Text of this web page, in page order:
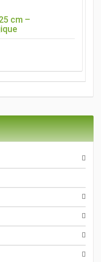
cm –